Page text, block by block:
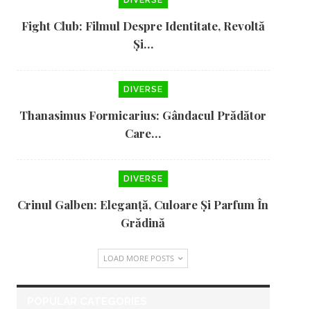
Fight Club: Filmul Despre Identitate, Revoltă
Și…
DIVERSE
Thanasimus Formicarius: Gândacul Prădător
Care…
DIVERSE
Crinul Galben: Eleganță, Culoare Și Parfum În
Grădină
LOAD MORE POSTS